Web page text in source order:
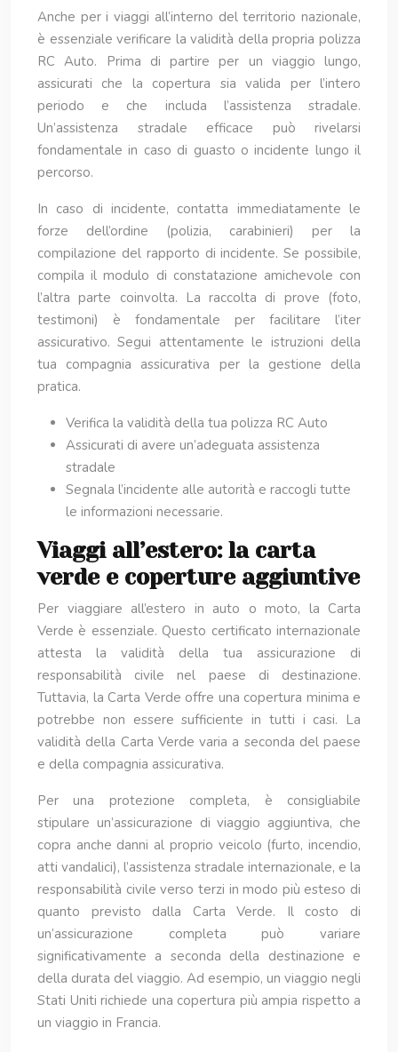
Anche per i viaggi all’interno del territorio nazionale,
è essenziale verificare la validità della propria polizza
RC Auto. Prima di partire per un viaggio lungo,
assicurati che la copertura sia valida per l’intero
periodo e che includa l’assistenza stradale.
Un’assistenza stradale efficace può rivelarsi
fondamentale in caso di guasto o incidente lungo il
percorso.
In caso di incidente, contatta immediatamente le
forze dell’ordine (polizia, carabinieri) per la
compilazione del rapporto di incidente. Se possibile,
compila il modulo di constatazione amichevole con
l’altra parte coinvolta. La raccolta di prove (foto,
testimoni) è fondamentale per facilitare l’iter
assicurativo. Segui attentamente le istruzioni della
tua compagnia assicurativa per la gestione della
pratica.
Verifica la validità della tua polizza RC Auto
Assicurati di avere un’adeguata assistenza
stradale
Segnala l’incidente alle autorità e raccogli tutte
le informazioni necessarie.
Viaggi all’estero: la carta
verde e coperture aggiuntive
Per viaggiare all’estero in auto o moto, la Carta
Verde è essenziale. Questo certificato internazionale
attesta la validità della tua assicurazione di
responsabilità civile nel paese di destinazione.
Tuttavia, la Carta Verde offre una copertura minima e
potrebbe non essere sufficiente in tutti i casi. La
validità della Carta Verde varia a seconda del paese
e della compagnia assicurativa.
Per una protezione completa, è consigliabile
stipulare un’assicurazione di viaggio aggiuntiva, che
copra anche danni al proprio veicolo (furto, incendio,
atti vandalici), l’assistenza stradale internazionale, e la
responsabilità civile verso terzi in modo più esteso di
quanto previsto dalla Carta Verde. Il costo di
un’assicurazione completa può variare
significativamente a seconda della destinazione e
della durata del viaggio. Ad esempio, un viaggio negli
Stati Uniti richiede una copertura più ampia rispetto a
un viaggio in Francia.